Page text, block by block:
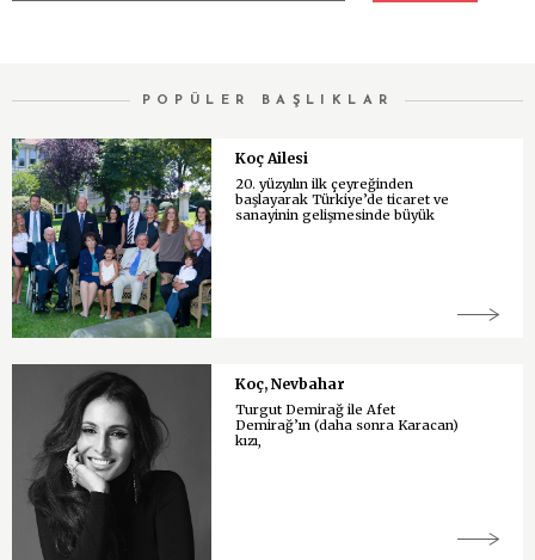
POPÜLER BAŞLIKLAR
Koç Ailesi
20. yüzyılın ilk çeyreğinden
başlayarak Türkiye’de ticaret ve
sanayinin gelişmesinde büyük
Koç, Nevbahar
Turgut Demirağ ile Afet
Demirağ’ın (daha sonra Karacan)
kızı,